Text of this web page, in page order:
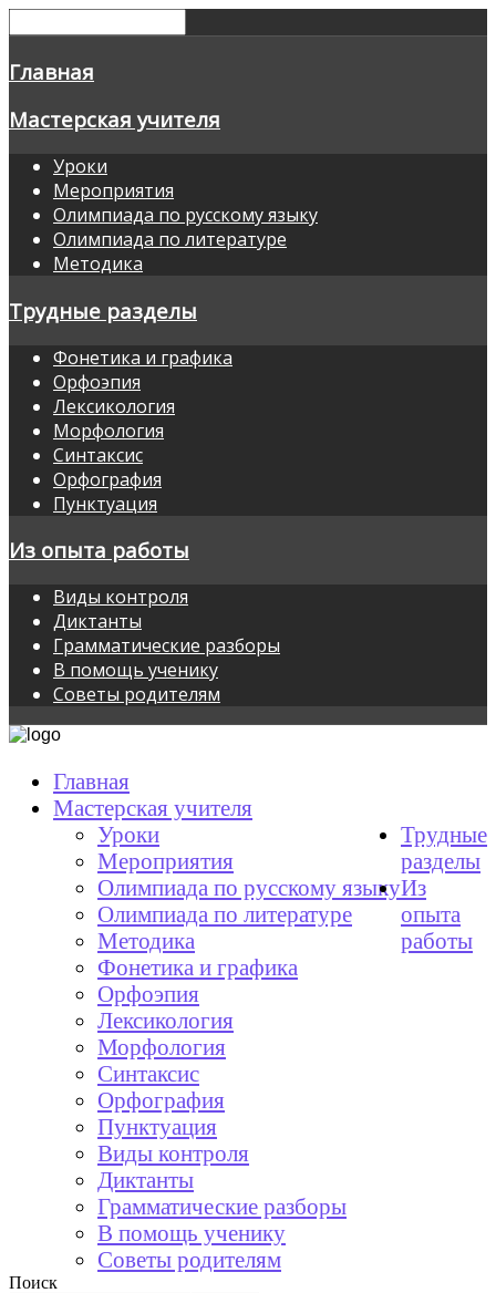
Главная
Мастерская учителя
Уроки
Мероприятия
Олимпиада по русскому языку
Олимпиада по литературе
Методика
Трудные разделы
Фонетика и графика
Орфоэпия
Лексикология
Морфология
Синтаксис
Орфография
Пунктуация
Из опыта работы
Виды контроля
Диктанты
Грамматические разборы
В помощь ученику
Советы родителям
Главная
Мастерская учителя
Уроки
Мероприятия
Олимпиада по русскому языку
Олимпиада по литературе
Методика
Трудные
разделы
Фонетика и графика
Орфоэпия
Лексикология
Морфология
Синтаксис
Орфография
Пунктуация
Из
опыта
работы
Виды контроля
Диктанты
Грамматические разборы
В помощь ученику
Советы родителям
Поиск